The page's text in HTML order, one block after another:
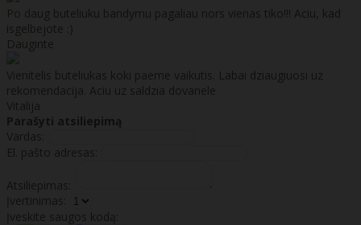
Po daug buteliuku bandymu pagaliau nors vienas tiko!!! Aciu, kad
isgelbejote :)
Dauginte
Vienitelis buteliukas koki paeme vaikutis. Labai dziaugiuosi uz
rekomendacija. Aciu uz saldzia dovanele
Vitalija
Parašyti atsiliepimą
Vardas:
El. pašto adresas:
Atsiliepimas:
Įvertinimas:
Įveskite saugos kodą: